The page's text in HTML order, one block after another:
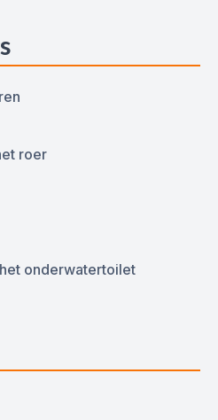
roer
onderwatertoilet